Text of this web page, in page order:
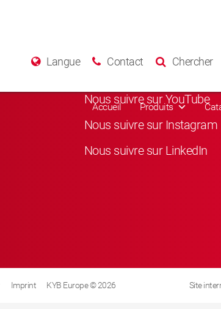
Langue Contact Chercher
Accueil Produits
Nous suivre sur YouTube
Nous suivre sur Instagram
Nous suivre sur LinkedIn
Imprint KYB Europe © 2026 Site